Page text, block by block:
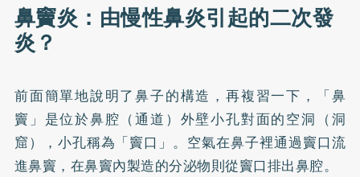
鼻竇炎：由慢性鼻炎引起的二次發
炎？
前面簡單地說明了鼻子的構造，再複習一下，「鼻
竇」是位於鼻腔（通道）外壁小孔對面的空洞（洞
窟），小孔稱為「竇口」。空氣在鼻子裡通過竇口流
進鼻竇，在鼻竇內製造的分泌物則從竇口排出鼻腔。